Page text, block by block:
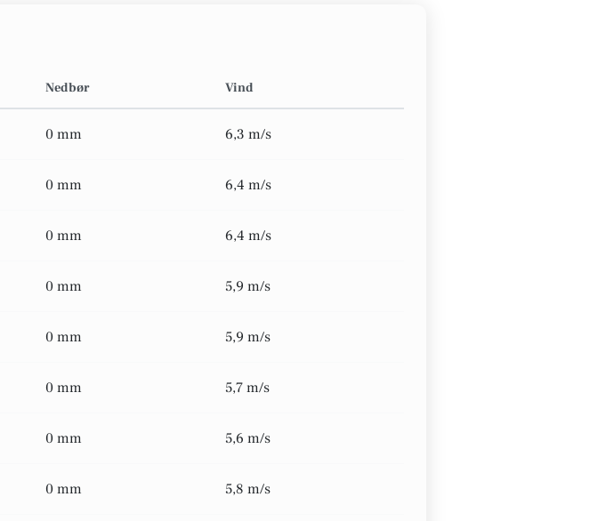
Nedbør Vind
0 mm 6,3 m/s
0 mm 6,4 m/s
0 mm 6,4 m/s
0 mm 5,9 m/s
0 mm 5,9 m/s
0 mm 5,7 m/s
0 mm 5,6 m/s
0 mm 5,8 m/s